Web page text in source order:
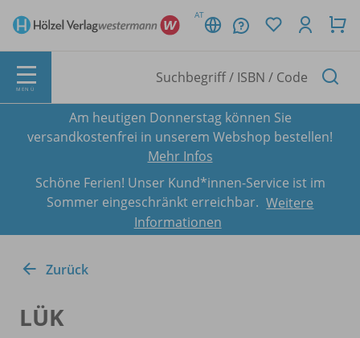
AT
MENÜ
Am heutigen Donnerstag können Sie
versandkostenfrei in unserem Webshop bestellen!
Mehr Infos
Schöne Ferien! Unser Kund*innen-Service ist im
Sommer eingeschränkt erreichbar. Weitere
Informationen
Zurück
LÜK